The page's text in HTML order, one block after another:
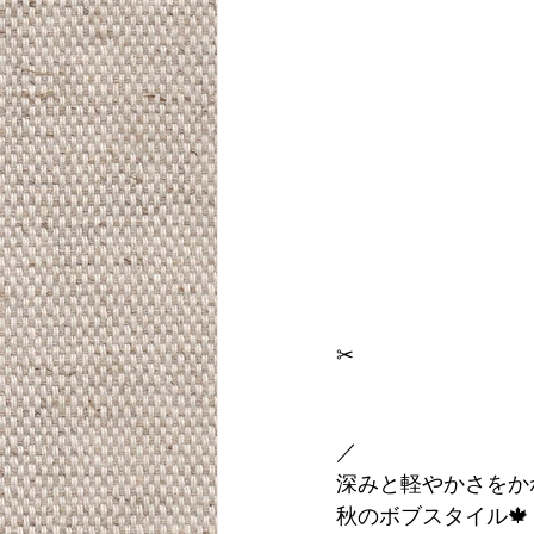
✂︎
／
深みと軽やかさを
秋のボブスタイル🍁